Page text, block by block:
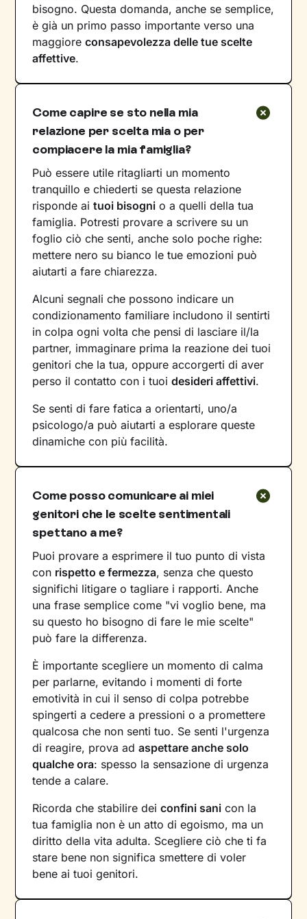
bisogno. Questa domanda, anche se semplice,
è già un primo passo importante verso una
maggioreconsapevolezza delle tue scelte
affettive.
Come capire se sto nella mia
relazione per scelta mia o per
compiacere la mia famiglia?
Può essere utile ritagliarti un momento
tranquillo e chiederti se questa relazione
risponde aituoi bisogni o a quelli della tua
famiglia. Potresti provare a scrivere su un
foglio ciò che senti, anche solo poche righe:
mettere nero su bianco le tue emozioni può
aiutarti a fare chiarezza.
Alcuni segnali che possono indicare un
condizionamento familiare includono il sentirti
in colpa ogni volta che pensi di lasciare il/la
partner, immaginare prima la reazione dei tuoi
genitori che la tua, oppure accorgerti di aver
perso il contatto con i tuoidesideri affettivi.
Se senti di fare fatica a orientarti, uno/a
psicologo/a può aiutarti a esplorare queste
dinamiche con più facilità.
Come posso comunicare ai miei
genitori che le scelte sentimentali
spettano a me?
Puoi provare a esprimere il tuo punto di vista
con rispetto e fermezza, senza che questo
significhi litigare o tagliare i rapporti. Anche
una frase semplice come "vi voglio bene, ma
su questo ho bisogno di fare le mie scelte"
può fare la differenza.
È importante scegliere un momento di calma
per parlarne, evitando i momenti di forte
emotività in cui il senso di colpa potrebbe
spingerti a cedere a pressioni o a promettere
qualcosa che non senti tuo. Se senti l'urgenza
di reagire, prova adaspettare anche solo
qualche ora: spesso la sensazione di urgenza
tende a calare.
Ricorda che stabilire deiconfini sani con la
tua famiglia non è un atto di egoismo, ma un
diritto della vita adulta. Scegliere ciò che ti fa
stare bene non significa smettere di voler
bene ai tuoi genitori.